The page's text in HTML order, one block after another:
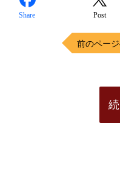
Share Post
前のペー